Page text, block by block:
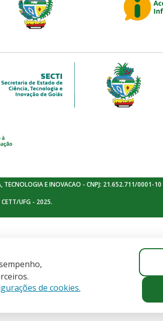
de cookies.
TECNOLOGIA E INOVACAO - CNPJ: 21.652.711/0001-10
UFG - 2025.